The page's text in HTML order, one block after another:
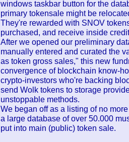
windows taskbar button for the
primary tokensale might be
They're rewarded with SNOV
purchased, and receive inside
After we opened our preliminary
manually entered and curated the
as token gross sales," this new
convergence of blockchain know-
crypto-investors who're backing
send Wolk tokens to storage
unstoppable methods.
We began off as a listing of no
a large database of over 50.000
put into main (public) token sale.